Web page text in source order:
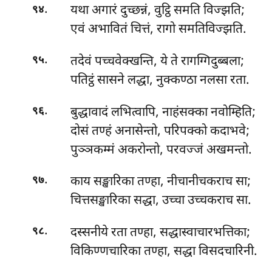
९४. यथाअगारं दुच्छन्नं, वुट्ठि समति विज्झति;
एवं अभावितं चित्तं, रागो समतिविज्झति.
९५. तदेवंपच्चवेक्खन्ति, ये ते रागग्गिदुब्बला;
पतिट्ठं सासने लद्धा, नुक्कण्ठा नलसा रता.
९६. बुद्धावादंलभित्वापि, नाहंसक्का नवोम्हिति;
दोसं तण्हं अनासेन्तो, परिपक्को कदाभवे;
पुञ्ञकम्मं अकरोन्तो, परवज्जं अखमन्तो.
९७.
काय सङ्खारिका तण्हा, नीचानीचकराच सा;
चित्तसङ्खारिका सद्धा, उच्चा उच्चकराच सा.
९८. दस्सनीयेरता तण्हा, सद्धास्वाचारभत्तिका;
विकिण्णचारिका तण्हा, सद्धा विसदचारिनी.